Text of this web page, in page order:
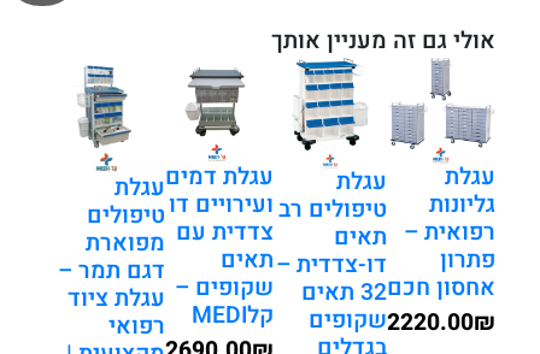
מגירות
עם
נעילה
מרכזית
אולי גם זה מעניין אותך
עגלת
גליונות
רפואית –
פתרון
אחסון חכם
₪
2220.00
עגלת
טיפולים רב
תאים
דו-צדדית –
32 תאים
שקופים
עגלת דמים
ועירויים דו
צדדית עם
תאים
שקופים –
קלMEDI
עגלת
טיפולים
מפוארת
דגם תמר –
עגלת ציוד
רפואי